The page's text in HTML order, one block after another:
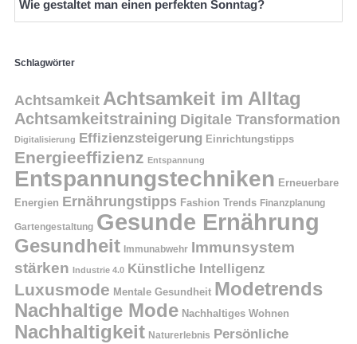
Wie gestaltet man einen perfekten Sonntag?
Schlagwörter
Achtsamkeit Achtsamkeit im Alltag
Achtsamkeitstraining Digitale Transformation
Digitalisierung Effizienzsteigerung Einrichtungstipps
Energieeffizienz Entspannung
Entspannungstechniken Erneuerbare
Energien Ernährungstipps Fashion Trends Finanzplanung
Gartengestaltung Gesunde Ernährung
Gesundheit Immunabwehr Immunsystem
stärken
Industrie 4.0 Künstliche Intelligenz
Luxusmode Mentale Gesundheit Modetrends
Nachhaltige Mode Nachhaltiges Wohnen
Nachhaltigkeit Naturerlebnis Persönliche